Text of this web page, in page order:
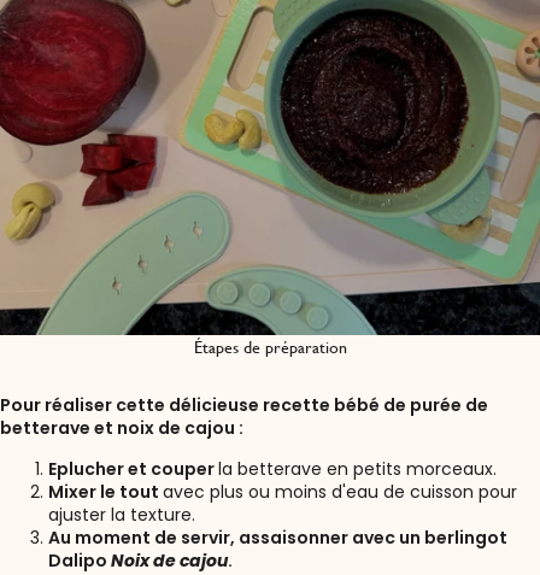
Étapes de préparation
Pour réaliser cette délicieuse recette bébé de purée de
betterave et noix de cajou :
Eplucher et couperla betterave en petits morceaux.
Mixer le tout avec plus ou moins d'eau de cuisson pour
ajuster la texture.
Au moment de servir, assaisonner avec un berlingot
Dalipo Noix de cajou.